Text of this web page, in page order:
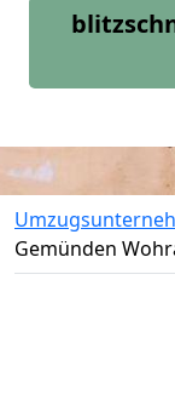
Gemünden